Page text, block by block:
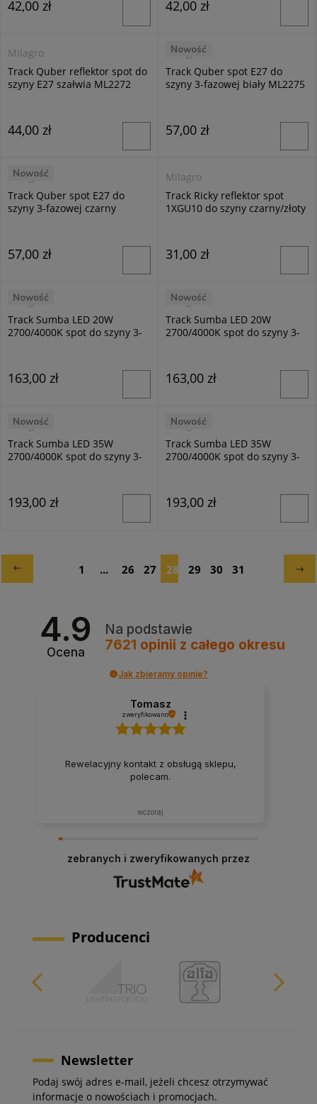
42,00 zł 42,00 zł
Milagro
Track Quber reflektor spot do
szyny E27 szałwia ML2272
44,00 zł
Milagro
Track Quber spot E27 do
szyny 3-fazowej biały ML2275
57,00 zł
Nowość
Milagro
Track Quber spot E27 do
szyny 3-fazowej czarny
57,00 zł
Nowość
Milagro
Track Ricky reflektor spot
1XGU10 do szyny czarny/złoty
31,00 zł
Milagro
Track Sumba LED 20W
2700/4000K spot do szyny 3-
163,00 zł
Nowość
Milagro
Track Sumba LED 20W
2700/4000K spot do szyny 3-
163,00 zł
Nowość
Milagro
Track Sumba LED 35W
2700/4000K spot do szyny 3-
193,00 zł
Nowość
Milagro
Track Sumba LED 35W
2700/4000K spot do szyny 3-
193,00 zł
Nowość
1 ... 26 27 28 29 30 31
4.9
Ocena
Na podstawie
7621 opinii z całego okresu
Jak zbieramy opinie?
Tomasz
zweryfikowano
Rewelacyjny kontakt z obsługą sklepu,
polecam.
wczoraj
zebranych i zweryfikowanych przez
Producenci
Newsletter
Podaj swój adres e-mail, jeżeli chcesz otrzymywać
informacje o nowościach i promocjach.